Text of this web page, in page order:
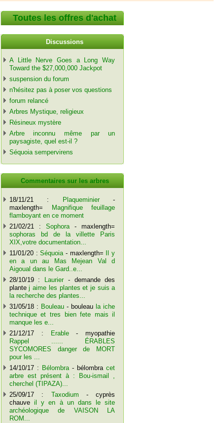
Toutes les offres d'achat
Discussions
A Little Nerve Goes a Long Way
Toward the $27,000,000 Jackpot
suspension du forum
n'hésitez pas à poser vos questions
forum relancé
Arbres Mystique, religieux
Résineux mystère
Arbre inconnu même par un
paysagiste, quel est-il ?
Séquoia sempervirens
Commentaires sur les arbres
18/11/21 : Plaqueminier-
maxlength=
Magnifique feuillage
flamboyant en ce moment
21/02/21 : Sophora- maxlength=
sophoras bd de la villette Paris
XIX,votre documentation...
11/01/20 :Séquoia- maxlength=
Il y
en a un au Mas Mejean Val d
Aigoual dans le Gard..e...
28/10/19 :
Laurier- demande des
plantej aime les plantes et je suis a
la recherche des plantes...
31/05/18 : Bouleau- bouleau la iche
technique et tres bien fete mais il
manque les e...
21/12/17 :
Erable- myopathie
Rappel ...... ÉRABLES
SYCOMORES danger de MORT
pour les ...
14/10/17 : Bélombra- bélombracet
arbre est présent à : Bou-ismail ,
cherchel (TIPAZA)...
25/09/17 : Taxodium - cyprès
chauve il y en à un dans le site
archéologique de VAISON LA
ROM...